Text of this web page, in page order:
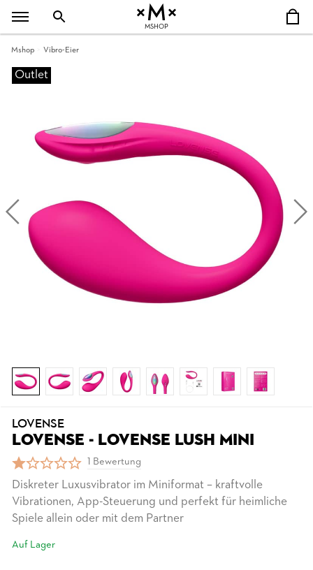
MSHOP
Mshop Vibro-Eier
Outlet
LOVENSE
LOVENSE - LOVENSE LUSH MINI
1 Bewertung
Diskreter Luxusvibrator im Miniformat – kraftvolle
Vibrationen, App-Steuerung und perfekt für heimliche
Spiele allein oder mit dem Partner
Auf Lager